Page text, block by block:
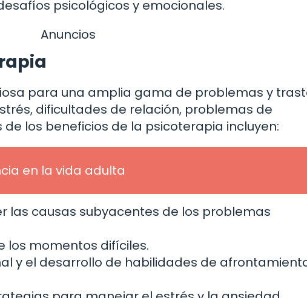
psicológicos y emocionales.
Anuncios
para una amplia gama de problemas y
dificultades de relación, problemas de
los beneficios de la psicoterapia incluyen:
en la vida adulta
las causas subyacentes de los problemas
los momentos difíciles.
y el desarrollo de habilidades de